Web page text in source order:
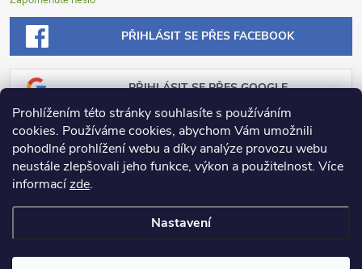
Prohlížením této stránky souhlasíte s používáním
cookies. Používáme cookies, abychom Vám umožnili
pohodlné prohlížení webu a díky analýze provozu webu
neustále zlepšovali jeho funkce, výkon a použitelnost. Více
informacízde.
Nastavení
PŘIHLÁSIT SE PŘES FACEBOOK
PŘIHLÁSIT SE PŘES GOOGLE
PŘIHLÁSIT SE PŘES SEZNAM
Copyright 2026Dosadu.cz. Všechna práva vyhrazena.